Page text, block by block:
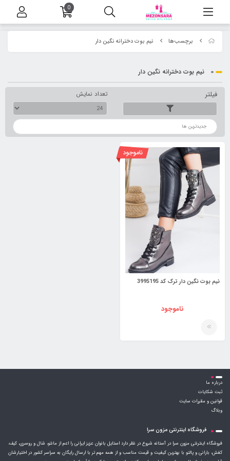
برچسب‌ها نیم بوت دخترانه نگین دار
نیم بوت دخترانه نگین دار
فیلتر تعداد نمایش
ترتیب
نیم بوت نگین دار ترک کد 3995195
ناموجود
ناموجود
درباره ما
ثبت شکایات
قوانین و مقررات سایت
وبلاگ
فروشگاه اینترنتی مزون سرا
فروشگاه اینترنتی مزون سرا در آستانه شروع در نظر دارد استایل بانوان عزیز ایرانی را اعم از مانتو، شال و روسری، کیف،
کفش، بارانی و پالتو با بهترین کیفیت و قیمت مناسب و از همه مهم تر با ارسال رایگان به سراسر کشور در اختیارشان
0